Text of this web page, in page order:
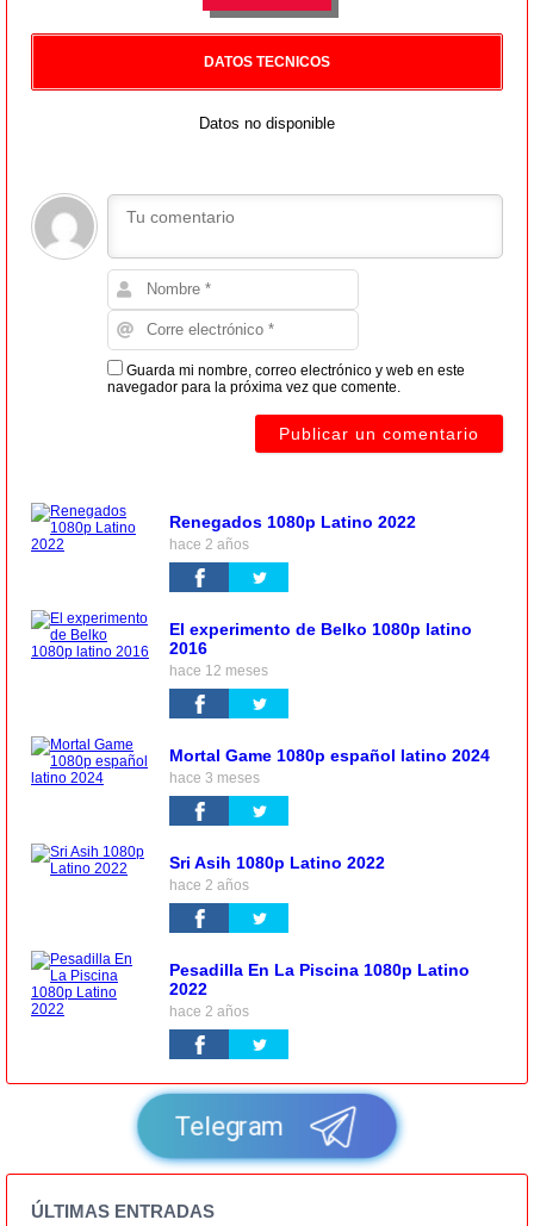
DATOS TECNICOS
Datos no disponible
Guarda mi nombre, correo electrónico y web en este
navegador para la próxima vez que comente.
Renegados 1080p Latino 2022
hace 2 años
El experimento de Belko 1080p latino
2016
hace 12 meses
Mortal Game 1080p español latino 2024
hace 3 meses
Sri Asih 1080p Latino 2022
hace 2 años
Pesadilla En La Piscina 1080p Latino
2022
hace 2 años
Telegram
ÚLTIMAS ENTRADAS